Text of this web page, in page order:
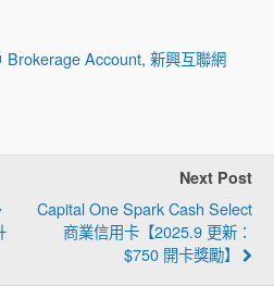
Brokerage Account, 新興互聯網
Next Post
Capital One Spark Cash Select
商業信用卡【2025.9 更新：
$750 開卡獎勵】